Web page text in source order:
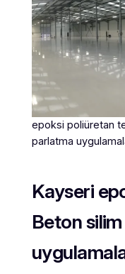
epoksi poliüretan
parlatma
Kayseri
Beton